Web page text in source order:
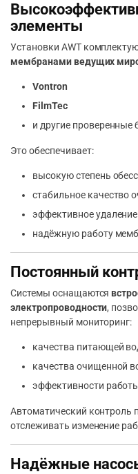
элементы
Установки AWT
мембранами ведущих
Vontron
FilmTec
и другие проверенные
Это обеспечивает:
высокую степень
стабильное качество
эффективное
надёжную работу
Постоянный
Системы оснащаются
электропроводности,
непрерывный мониторинг:
качества питающей
качества очищенной
эффективности
Автоматический контроль
отслеживать изменение
Надёжные